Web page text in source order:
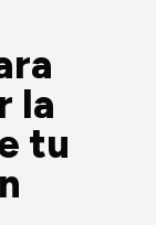
la
tu